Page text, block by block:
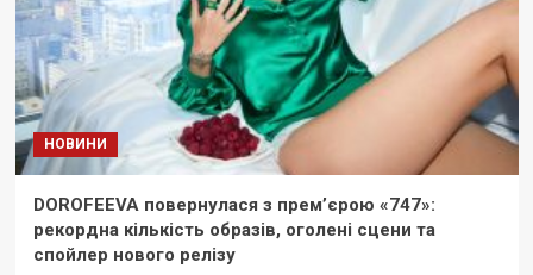
НОВИНИ
DOROFEEVA повернулася з прем’єрою «747»:
рекордна кількість образів, оголені сцени та
спойлер нового релізу